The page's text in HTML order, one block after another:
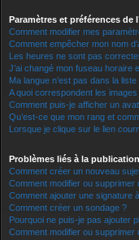
Paramètres et préférences de
Comment modifier mes
Comment empêcher mon nom
Les heures ne sont pas
J’ai changé mon fuseau horaire
Ma langue n’est pas dans la liste
A quoi correspondent les
Comment puis-je afficher un
Qu’est-ce que mon rang et
Lorsque je clique sur le lien
Problèmes liés à la
Comment créer un nouveau
Comment modifier ou supprimer
Comment ajouter une signature
Comment créer un sondage ?
Pourquoi ne puis-je pas ajouter
Comment modifier ou supprimer